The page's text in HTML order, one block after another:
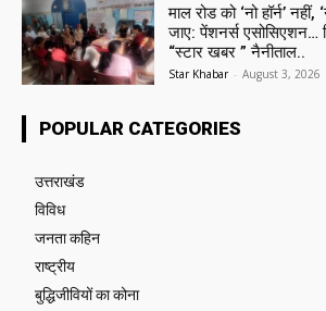
माल रोड को ‘नो हॉर्न’ नहीं,
जाए: पेंशनर्स एसोसिएशन…
“स्टार खबर ” नैनीताल..
Star Khabar - August 3, 2026
POPULAR CATEGORIES
उत्तराखंड
विविध
जनता कहिन
राष्ट्रीय
बुद्धिजीवियों का कोना